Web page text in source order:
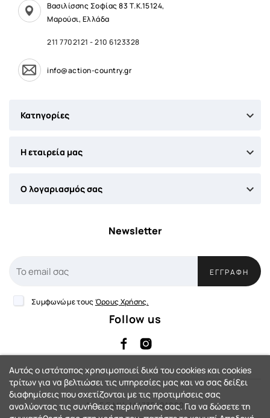
Βασιλίσσης Σοφίας 83 Τ.Κ.15124,
Μαρούσι, Ελλάδα
211 7702121 -210 6123328
info@action-country.gr
Κατηγορίες 
Η εταιρεία μας 
Ο λογαριασμός σας 
Newsletter
ΕΓΓΡΑΦΉ
Συμφωνώ με τους Όρους Χρήσης.
Follow us
Αρ. Γ.Ε.ΜΗ: 144735401000
Αυτός ο ιστότοπος χρησιμοποιεί δικά του cookies και cookies
τρίτων για να βελτιώσει τις υπηρεσίες μας και να σας δείξει
διαφημίσεις που σχετίζονται με τις προτιμήσεις σας
αναλύοντας τις συνήθειες περιήγησής σας. Για να δώσετε τη